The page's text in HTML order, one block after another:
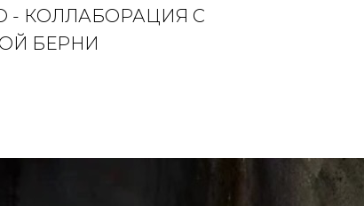
- КОЛЛАБОРАЦИЯ С
БЕРНИ